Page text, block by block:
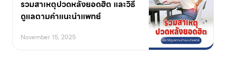
รวมสาเหตุปวดหลังยอดฮิต และวิธี
ดูแลตามคำแนะนำแพทย์
November 15, 2025